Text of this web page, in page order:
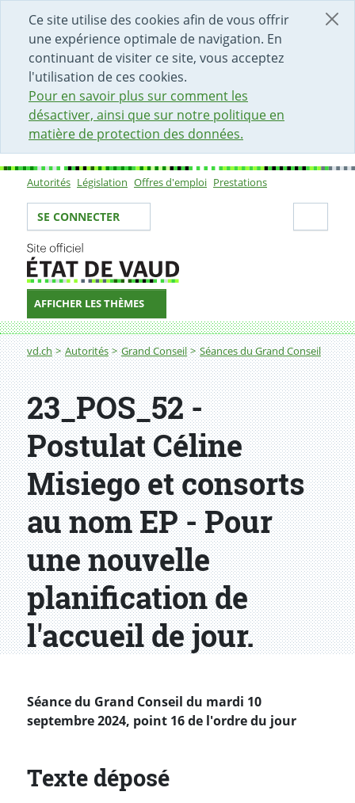
Ce site utilise des cookies afin de vous offrir
une expérience optimale de navigation. En
continuant de visiter ce site, vous acceptez
l'utilisation de ces cookies.
Pour en savoir plus sur comment les
désactiver, ainsi que sur notre politique en
matière de protection des données.
DÉBUT DU CONTENU DE LA PAGE
ACCÈS AU CHAMP DE RECHERCHE
PAGE D'ACCUEIL
FORMULAIRE DE CONTACT
Sous-navigation
Autorités Législation Offres d'emploi Prestations
Votre identité
SE CONNECTER
AFFICHER LES THÈMES
Fil d'Ariane
vd.ch Autorités Grand Conseil Séances du Grand Conseil
23_POS_52 -
Postulat Céline
Misiego et consorts
au nom EP - Pour
une nouvelle
planification de
l'accueil de jour.
Séance du Grand Conseil du mardi 10
septembre 2024, point 16 de l'ordre du jour
Texte déposé